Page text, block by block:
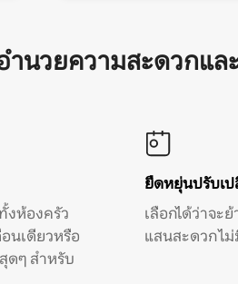
ำนวยความสะดวกแล
งห้องครัว
นเดียวหรือ
ดๆ สำหรับ
ยืดหยุ่นปรับเป
เลือกได้ว่าจะ
แสนสะดวก ไ